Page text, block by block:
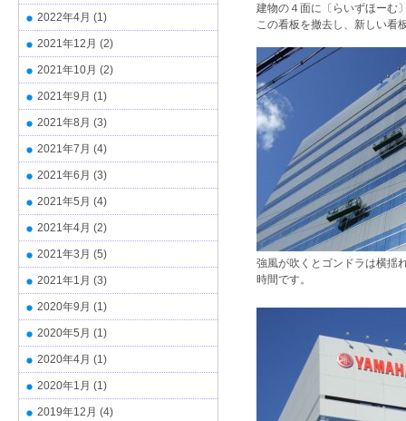
建物の４面に〔らいずほーむ
この看板を撤去し、新しい看
強風が吹くとゴンドラは横揺
時間です。
2022年4月 (1)
2021年12月 (2)
2021年10月 (2)
2021年9月 (1)
2021年8月 (3)
2021年7月 (4)
2021年6月 (3)
2021年5月 (4)
2021年4月 (2)
2021年3月 (5)
2021年1月 (3)
2020年9月 (1)
2020年5月 (1)
2020年4月 (1)
2020年1月 (1)
2019年12月 (4)